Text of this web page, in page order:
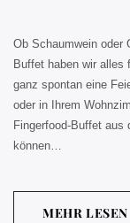
Ob Schaumwein oder
Buffet haben wir alles
ganz spontan eine
oder in Ihrem
Fingerfood-Buffet aus
können…
MEHR LESEN